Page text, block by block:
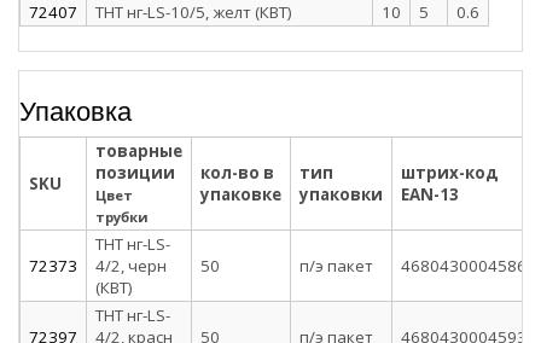
72407
ТНТ нг-LS-10/5, желт (КВТ) 10 5 0.6
Упаковка
SKU
товарные
позиции
Цвет
трубки
кол-во в
упаковке
тип
упаковки
штрих-код
EAN-13
72373
ТНТ нг-LS-
4/2, черн
(КВТ)
50 п/э пакет 4680430004586
72397
ТНТ нг-LS-
4/2, красн
50 п/э пакет 4680430004593